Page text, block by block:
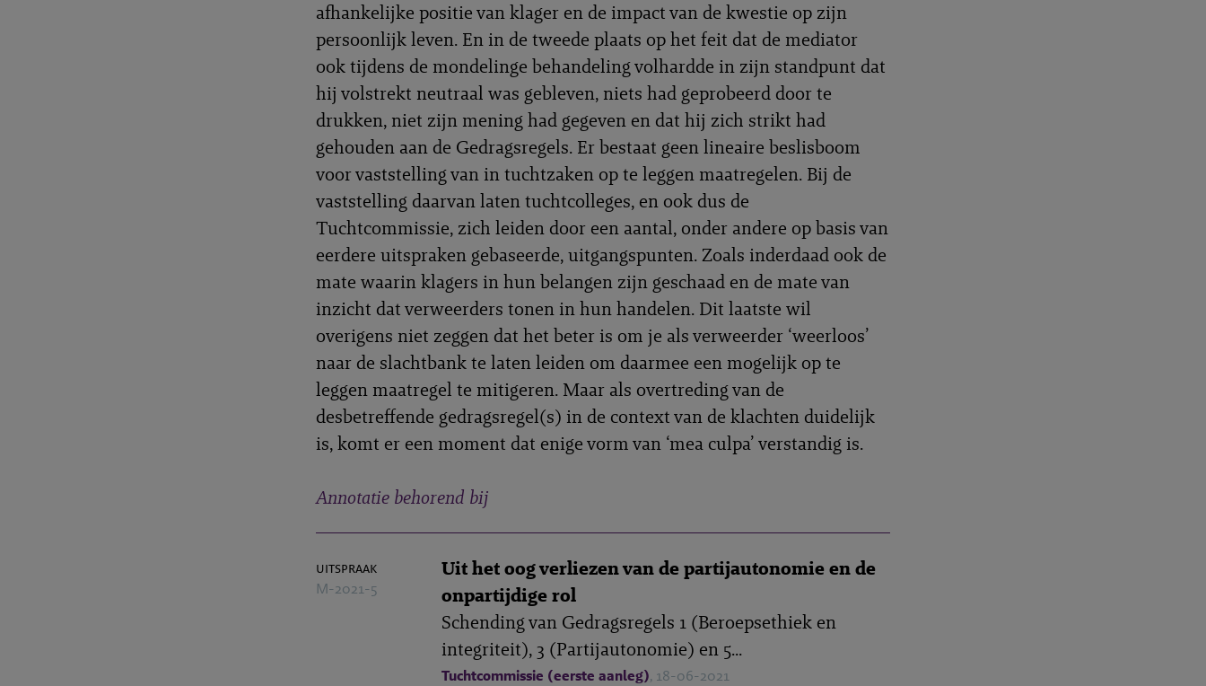
afhankelijke positie van klager en de impact van de kwestie op zijn
persoonlijk leven. En in de tweede plaats op het feit dat de mediator
ook tijdens de mondelinge behandeling volhardde in zijn standpunt dat
hij volstrekt neutraal was gebleven, niets had geprobeerd door te
drukken, niet zijn mening had gegeven en dat hij zich strikt had
gehouden aan de Gedragsregels. Er bestaat geen lineaire beslisboom
voor vaststelling van in tuchtzaken op te leggen maatregelen. Bij de
vaststelling daarvan laten tuchtcolleges, en ook dus de
Tuchtcommissie, zich leiden door een aantal, onder andere op basis van
eerdere uitspraken gebaseerde, uitgangspunten. Zoals inderdaad ook de
mate waarin klagers in hun belangen zijn geschaad en de mate van
inzicht dat verweerders tonen in hun handelen. Dit laatste wil
overigens niet zeggen dat het beter is om je als verweerder ‘weerloos’
naar de slachtbank te laten leiden om daarmee een mogelijk op te
leggen maatregel te mitigeren. Maar als overtreding van de
desbetreffende gedragsregel(s) in de context van de klachten duidelijk
is, komt er een moment dat enige vorm van ‘mea culpa’ verstandig is.
Annotatie behorend bij
uitspraak
M-2021-5
Uit het oog verliezen van de partijautonomie en de
onpartijdige rol
Schending van Gedragsregels 1 (Beroepsethiek en
integriteit), 3 (Partijautonomie) en 5...
Tuchtcommissie (eerste aanleg), 18-06-2021